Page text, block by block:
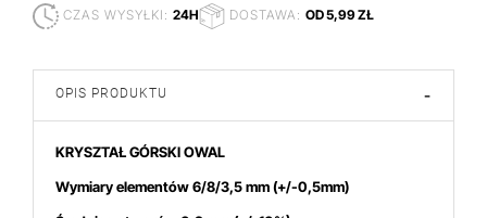
CZAS WYSYŁKI: 24H DOSTAWA: OD 5,99 ZŁ
OPIS PRODUKTU -
KRYSZTAŁ GÓRSKI OWAL
Wymiary elementów 6/8/3,5mm(+/-0,5mm)